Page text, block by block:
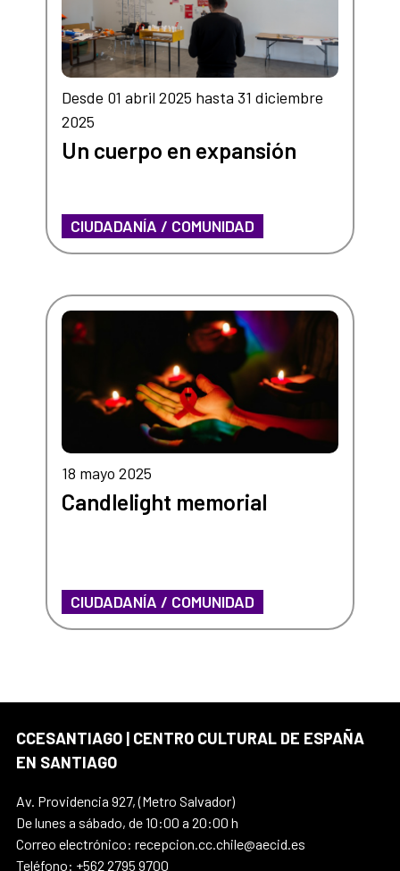
Desde 01 abril 2025 hasta 31 diciembre
2025
Un cuerpo en expansión
CIUDADANÍA / COMUNIDAD
18 mayo 2025
Candlelight memorial
CIUDADANÍA / COMUNIDAD
CCESANTIAGO | CENTRO CULTURAL DE ESPAÑA
EN SANTIAGO
Av. Providencia 927, (Metro Salvador)
De lunes a sábado, de 10:00 a 20:00 h
Correo electrónico: recepcion.cc.chile@aecid.es
Teléfono: +562 2795 9700